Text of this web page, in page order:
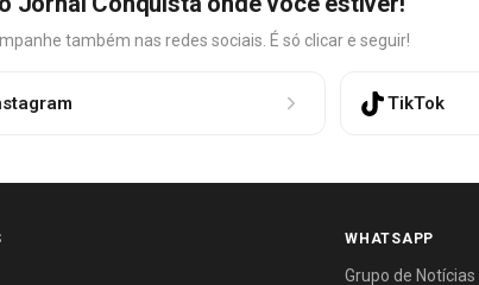
também nas redes sociais. É só clicar e seguir!
TikTok
WHATSAPP
Grupo de Notícias